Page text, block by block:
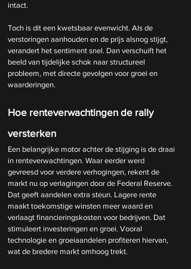
intact.
Toch is dit een kwetsbaar evenwicht. Als de
verstoringen aanhouden en de prijs alsnog stijgt,
verandert het sentiment snel. Dan verschuift het
beeld van tijdelijke schok naar structureel
probleem, met directe gevolgen voor groei en
waarderingen.
Hoe renteverwachtingen de rally
versterken
Een belangrijke motor achter de stijging is de draai
in renteverwachtingen. Waar eerder werd
gevreesd voor verdere verhogingen, rekent de
markt nu op verlagingen door de Federal Reserve.
Dat geeft aandelen extra steun. Lagere rente
maakt toekomstige winsten meer waard en
verlaagt financieringskosten voor bedrijven. Dat
stimuleert investeringen en groei. Vooral
technologie en groeiaandelen profiteren hiervan,
wat de bredere markt omhoog trekt.